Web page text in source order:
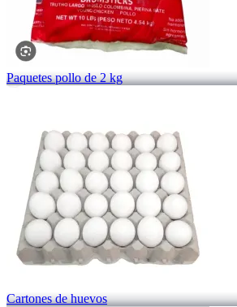
Paquetes pollo de 2 kg
Cartones de huevos